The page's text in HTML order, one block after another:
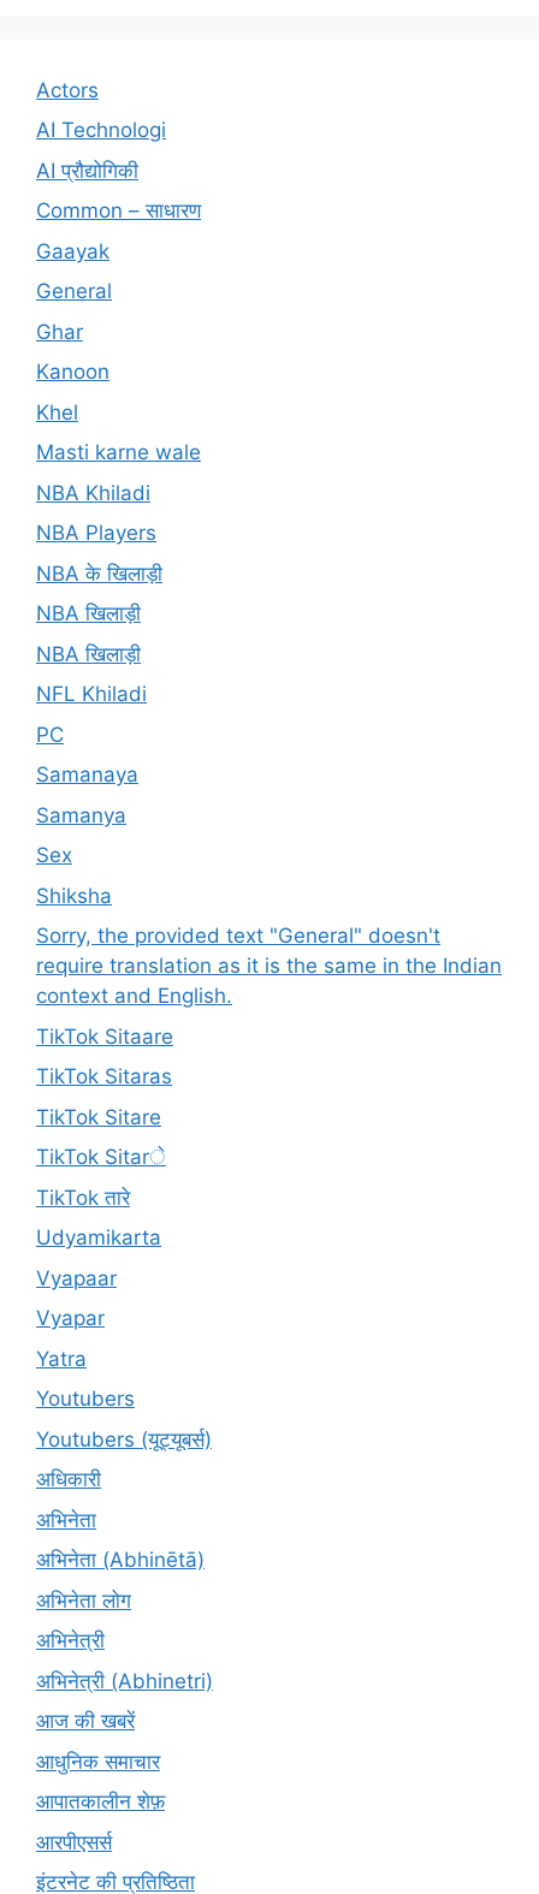
Actors
AI Technologi
AI प्रौद्योगिकी
Common – साधारण
Gaayak
General
Ghar
Kanoon
Khel
Masti karne wale
NBA Khiladi
NBA Players
NBA के खिलाड़ी
NBA खिलाड़ी
NBA खिलाड़ी
NFL Khiladi
PC
Samanaya
Samanya
Sex
Shiksha
Sorry, the provided text "General" doesn't
require translation as it is the same in the Indian
context and English.
TikTok Sitaare
TikTok Sitaras
TikTok Sitare
TikTok Sitarे
TikTok तारे
Udyamikarta
Vyapaar
Vyapar
Yatra
Youtubers
Youtubers (यूट्यूबर्स)
अधिकारी
अभिनेता
अभिनेता (Abhinētā)
अभिनेता लोग
अभिनेत्री
अभिनेत्री (Abhinetri)
आज की खबरें
आधुनिक समाचार
आपातकालीन शेफ़
आरपीएसर्स
इंटरनेट की प्रतिष्ठिता